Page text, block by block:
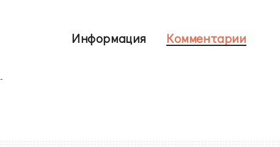
Информация Комментарии
-